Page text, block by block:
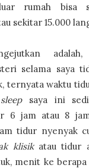
rumah bisa
sekitar 15.000
adalah,
selama saya
ternyata waktu
saya ini
6 jam atau 8
tidur nyenyak
klisikatau tidur
menit ke berapa